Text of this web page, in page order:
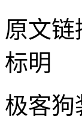
原文链
标明
极客狗